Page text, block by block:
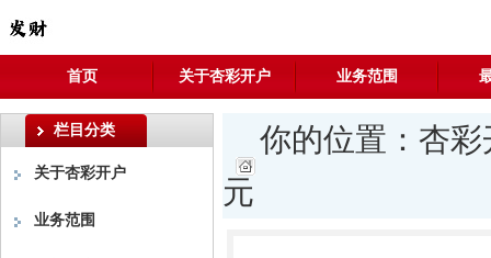
首页 关于杏彩开户 业务范围
栏目分类
关于杏彩开户
业务范围
你的位置： 杏彩
元